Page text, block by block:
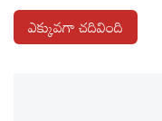
ఎక్కువగా చదివింది